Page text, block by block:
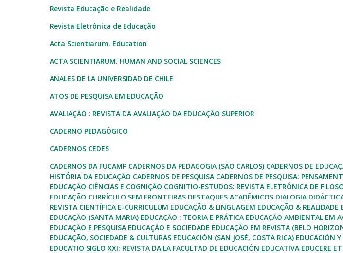
Revista Educação e Realidade
Revista Eletrônica de Educação
Acta Scientiarum. Education
ACTA SCIENTIARUM. HUMAN AND SOCIAL SCIENCES
ANALES DE LA UNIVERSIDAD DE CHILE
ATOS DE PESQUISA EM EDUCAÇÃO
AVALIAÇÃO : REVISTA DA AVALIAÇÃO DA EDUCAÇÃO SUPERIOR
CADERNO PEDAGÓGICO
CADERNOS CEDES
CADERNOS DA FUCAMP CADERNOS DA PEDAGOGIA (SÃO CARLOS) CADERNOS DE
HISTÓRIA DA EDUCAÇÃO CADERNOS DE PESQUISA CADERNOS DE PESQUISA:
EDUCAÇÃO CIÊNCIAS E COGNIÇÃO COGNITIO-ESTUDOS: REVISTA ELETRÔNICA DE
EDUCAÇÃO CURRÍCULO SEM FRONTEIRAS DESTAQUES ACADÊMICOS DIALOGIA
REVISTA CIENTÍFICA E-CURRICULUM EDUCAÇÃO & LINGUAGEM EDUCAÇÃO & REALIDADE
EDUCAÇÃO (SANTA MARIA) EDUCAÇÃO : TEORIA E PRÁTICA EDUCAÇÃO AMBIENTAL EM
EDUCAÇÃO E PESQUISA EDUCAÇÃO E SOCIEDADE EDUCAÇÃO EM REVISTA (BELO
EDUCAÇÃO, SOCIEDADE & CULTURAS EDUCACIÓN (SAN JOSÉ, COSTA RICA) EDUCACIÓN
EDUCATIO SIGLO XXI: REVISTA DA LA FACULTAD DE EDUCACIÓN EDUCATIVA EDUCERE